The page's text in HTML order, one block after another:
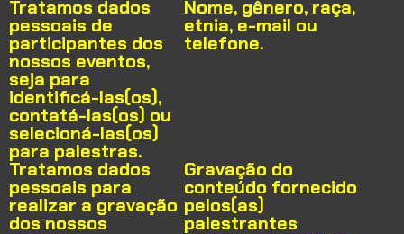
Tratamos dados
pessoais de
participantes dos
nossos eventos,
seja para
identificá-las(os),
contatá-las(os) ou
selecioná-las(os)
para palestras.
Nome, gênero, raça,
etnia, e-mail ou
telefone.
Tratamos dados
pessoais para
realizar a gravação
dos nossos
Gravação do
conteúdo fornecido
pelos(as)
palestrantes